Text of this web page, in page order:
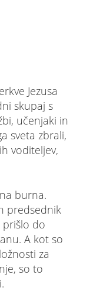
Jezusa
skupaj s
učenjaki in
sveta zbrali,
voditeljev,
burna.
predsednik
prišlo do
A kot so
za
so to